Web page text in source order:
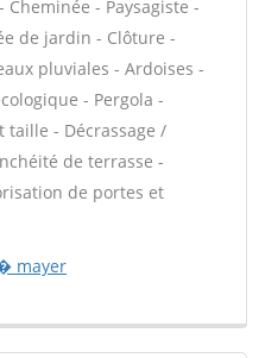
Cheminée - Paysagiste -
de jardin - Clôture -
pluviales - Ardoises -
- Pergola -
taille - Décrassage /
de terrasse -
de portes et
mayer